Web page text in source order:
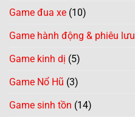
Game đua xe (10)
Game hành động & phiêu lưu
Game kinh dị (5)
Game Nổ Hũ (3)
Game sinh tồn (14)